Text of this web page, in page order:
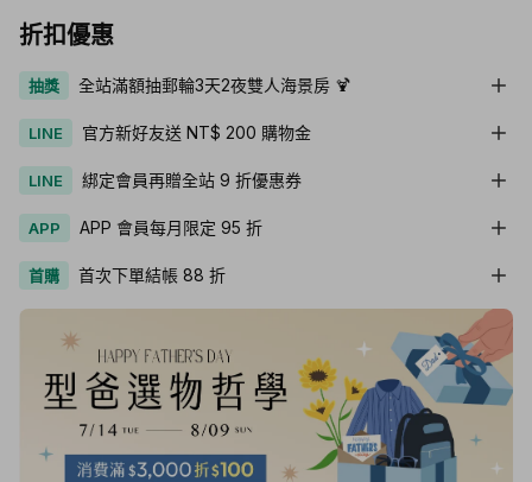
折扣優惠
抽獎 全站滿額抽郵輪3天2夜雙人海景房 🍹
LINE 官方新好友送 NT$ 200 購物金
LINE 綁定會員再贈全站 9 折優惠券
APP APP 會員每月限定 95 折
首購 首次下單結帳 88 折